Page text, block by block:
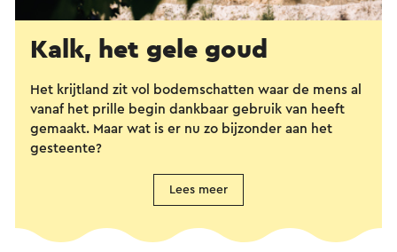
Kalk, het gele goud
Het krijtland zit vol bodemschatten waar de mens al
vanaf het prille begin dankbaar gebruik van heeft
gemaakt. Maar wat is er nu zo bijzonder aan het
gesteente?
Lees meer